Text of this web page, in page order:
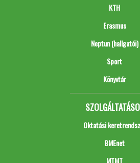
KTH
Erasmus
Neptun (hallgatói)
Sport
Könyvtár
Oktatási
BMEnet
MTMT